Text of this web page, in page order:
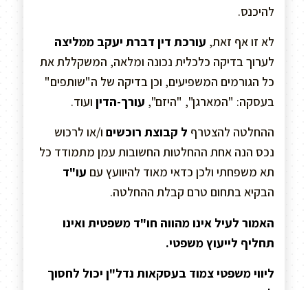
להיכנס.
לא זו אף זאת, עורכת דין דברת יעקב ממליצה
לערוך בדיקה כלכלית נכונה ומלאה, המשקללת את
כל הגורמים המשפיעים, וכן בדיקה של ה"שותפים"
בעסקה: "המארגן", "היזם", עורך-הדין ועוד.
ההחלטה להצטרף ל קבוצת רוכשיםו/או לרכוש
נכס הנה אחת ההחלטות החשובות עמן מתמודד כל
תא משפחתי ולכן כדאי מאוד להיוועץ עם עו"ד
הבקיא בתחום טרם קבלת ההחלטה.
האמור לעיל אינו מהווה חו"ד משפטית ואינו
תחליף לייעוץ משפטי.
ליווי משפטי צמוד בעסקאות נדל"ן יכול לחסוך